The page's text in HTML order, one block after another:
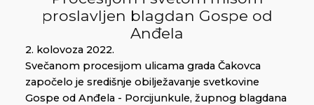
proslavljen blagdan Gospe od
Anđela
2. kolovoza 2022.
Svečanom procesijom ulicama grada Čakovca
započelo je središnje obilježavanje svetkovine
Gospe od Anđela - Porcijunkule, župnog blagdana